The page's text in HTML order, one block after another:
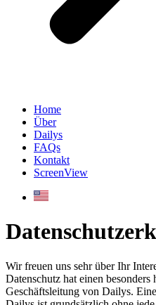
Home
Über
Dailys
FAQs
Kontakt
ScreenView
Wir freuen uns sehr über Ihr
Datenschutz hat einen
Geschäftsleitung von Dailys.